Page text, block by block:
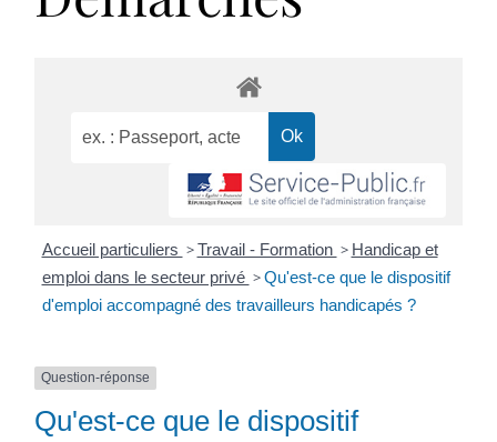
Accueil particuliers > Travail - Formation > Handicap et
emploi dans le secteur privé > Qu'est-ce que le dispositif
d'emploi accompagné des travailleurs handicapés ?
Question-réponse
Qu'est-ce que le dispositif